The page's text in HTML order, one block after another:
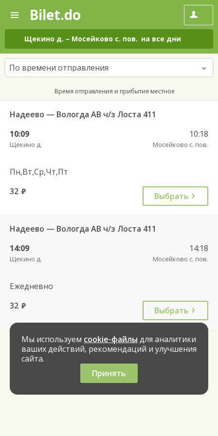
—
Поиск
и
покупка
билетов
на
автобус
онлайн
Bilet.do
Щекино д. – Мосейково с. пов. на все дни
По времени отправления
Время отправления и прибытия местное
Надеево — Вологда АВ ч/з Лоста 411
10:09
Щекино д.
10:18
Мосейково с. пов.
Пн,Вт,Ср,Чт,Пт
32 руб. Выбрать
Надеево — Вологда АВ ч/з Лоста 411
14:09
Щекино д.
14:18
Мосейково с. пов.
Ежедневно
32 руб. Выбрать
Мы используем cookie-файлы для аналитики
ваших действий, рекомендаций и улучшения
сайта.
Принять